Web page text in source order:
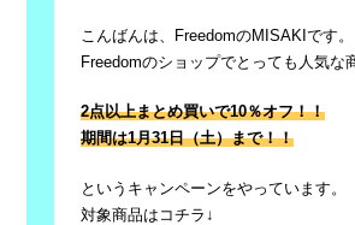
こんばんは、FreedomのMISAKIです。
Freedomのショップでとっても人気な
2点以上まとめ買いで10％オフ！！
期間は1月31日（土）まで！！
というキャンペーンをやっています。
対象商品はコチラ↓